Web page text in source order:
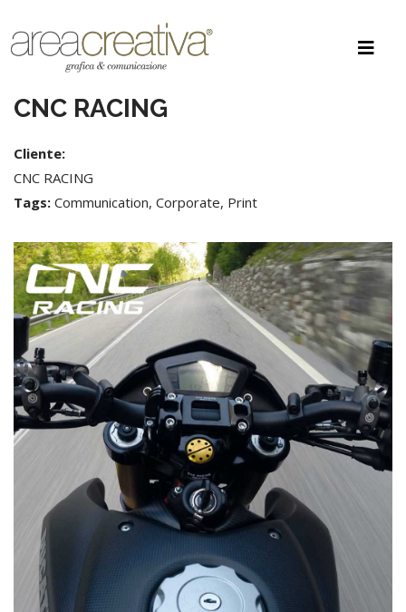
CNC RACING
Cliente:
CNC RACING
Tags: Communication, Corporate, Print